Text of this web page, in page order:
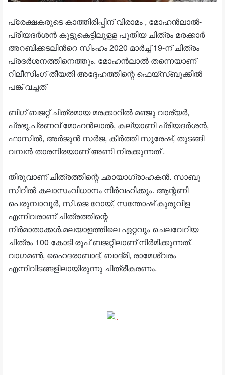
പ്രേക്ഷകരുടെ കാത്തിരിപ്പിന് വിരാമം , മോഹന്‍ലാല്‍-
പ്രിയദര്‍ശന്‍ കൂട്ടുകെട്ടിലുള്ള പുതിയ ചിത്രം മരക്കാര്‍
അറബിക്കടലിന്‍റെ സിംഹം 2020 മാര്‍ച്ച് 19-ന് ചിത്രം
പ്രദര്‍ശനത്തിനെത്തും. മോഹൻലാൽ തന്നെയാണ്
റിലീസിംഗ് തീയതി അദ്ദേഹത്തിന്റെ ഫെയ്സ്ബുക്കിൽ
പങ്ക് വച്ചത്
ബിഗ് ബജറ്റ് ചിത്രമായ മരക്കാറില്‍ മഞ്ജു വാര്യര്‍,
പ്രഭു,പ്രണവ് മോഹന്‍ലാല്‍, കല്യാണി പ്രിയദര്‍ശന്‍,
ഫാസില്‍, അര്‍ജുന്‍ സര്‍ജ, കീര്‍ത്തി സുരേഷ്, തുടങ്ങി
വമ്പൻ താരനിരയാണ് അണി നിരക്കുന്നത് .
തിരുവാണ് ചിത്രത്തിന്റെ ഛായാഗ്രാഹകന്‍. സാബു
സിറില്‍ കലാസംവിധാനം നിര്‍വഹിക്കും. ആന്റണി
പെരുമ്പാവൂര്‍, സി.ജെ റോയ്, സന്തോഷ് കുരുവിള
എന്നിവരാണ് ചിത്രത്തിന്റെ
നിര്‍മാതാക്കള്‍.മലയാളത്തിലെ ഏറ്റവും ചെലവേറിയ
ചിത്രം 100 കോടി രൂപ് ബജറ്റിലാണ് നിർമിക്കുന്നത്.
വാഗമൺ, ഹൈദരാബാദ്, ബാദ്മി, രാമേശ്വരം
എന്നിവിടങ്ങളിലായിരുന്നു ചിത്രീകരണം.